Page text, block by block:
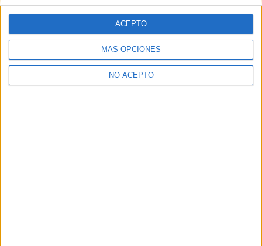
MÁS OPCIONES
NO ACEPTO
ACEPTO
Y como regalo de agradecimiento, por registrarte te daremos
gratis una copia de nuestro ebook con 100 consejos para tu
primer año de universidad